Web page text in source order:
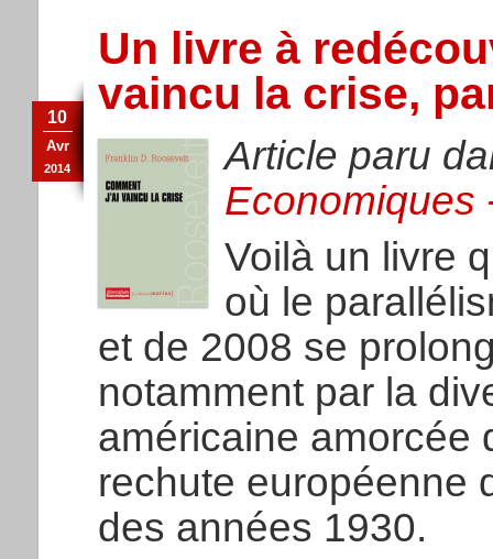
Un livre à
vaincu la crise,
10
Avr
2014
Article paru
Economiques
Voilà un livre
où le
et de 2008 se
notamment par la
américaine amorcée
rechute européenne
des années 1930.